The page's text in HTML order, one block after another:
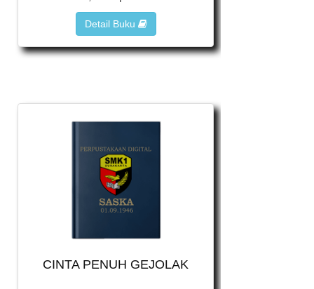
Detail Buku
CINTA PENUH GEJOLAK